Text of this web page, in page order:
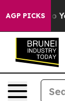
AGP PICKSto Youth